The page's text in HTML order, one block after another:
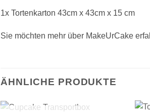
1x Tortenkarton 43cm x 43cm x 15 cm
Sie möchten mehr über MakeUrCake
ÄHNLICHE PRODUKTE
+